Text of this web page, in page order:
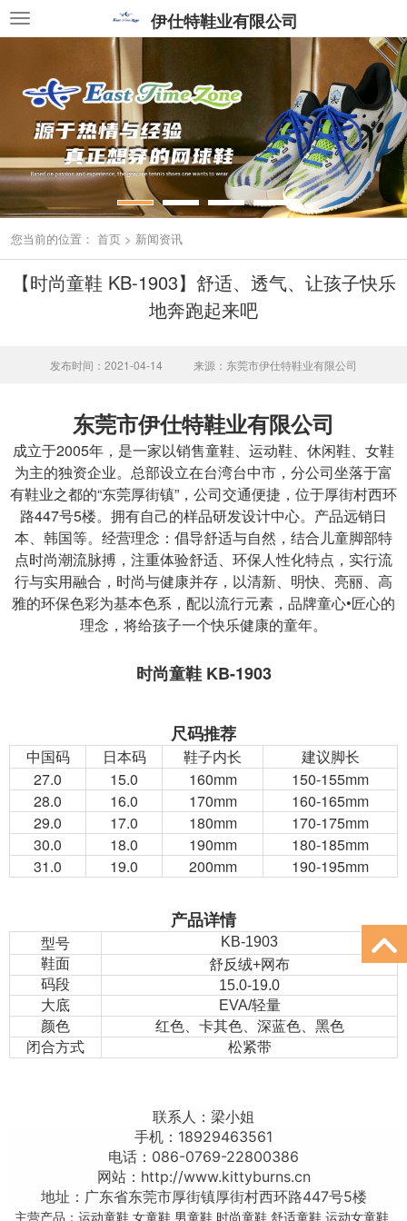
伊仕特鞋业有限公司
您当前的位置： 首页 > 新闻资讯
【时尚童鞋 KB-1903】舒适、透气、让孩子快乐
地奔跑起来吧
发布时间：2021-04-14 来源：东莞市伊仕特鞋业有限公司
东莞市伊仕特鞋业有限公司
成立于2005年，是一家以销售童鞋、运动鞋、休闲鞋、女鞋
为主的独资企业。总部设立在台湾台中市，分公司坐落于富
有鞋业之都的“东莞厚街镇”，公司交通便捷，位于厚街村西环
路447号5楼。拥有自己的样品研发设计中心。产品远销日
本、韩国等。 经营理念：倡导舒适与自然，结合儿童脚部特
点时尚潮流脉搏，注重体验舒适、环保人性化特点，实行流
行与实用融合，时尚与健康并存，以清新、明快、亮丽、高
雅的环保色彩为基本色系，配以流行元素，品牌童心•匠心的
理念，将给孩子一个快乐健康的童年。
时尚童鞋 KB-1903
尺码推荐
中国码 日本码 鞋子内长
建议脚长
27.0
15.0 160mm
150-155mm
28.0
16.0 170mm
160-165mm
29.0
17.0 180mm
170-175mm
30.0
18.0 190mm
180-185mm
31.0
19.0 200mm 190-195mm
产品详情
型号
KB-1903
鞋面
舒反绒+网布
码段
15.0-19.0
大底
EVA/轻量
颜色
红色、卡其色、深蓝色、黑色
闭合方式
松紧带
联系人： 梁小姐
手机： 18929463561
电话： 086-0769-22800386
网站：http://www.kittyburns.cn
地址： 广东省东莞市厚街镇厚街村西环路447号5楼
主营产品： 运动童鞋 女童鞋 男童鞋 时尚童鞋 舒适童鞋 运动女童鞋